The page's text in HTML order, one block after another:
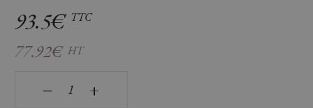
93.5€ TTC
77.92€ HT
‒ +